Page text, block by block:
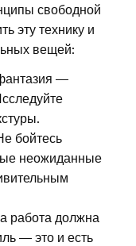
свободной
эту технику и
вещей:
—
бойтесь
неожиданные
работа должна
— это и есть